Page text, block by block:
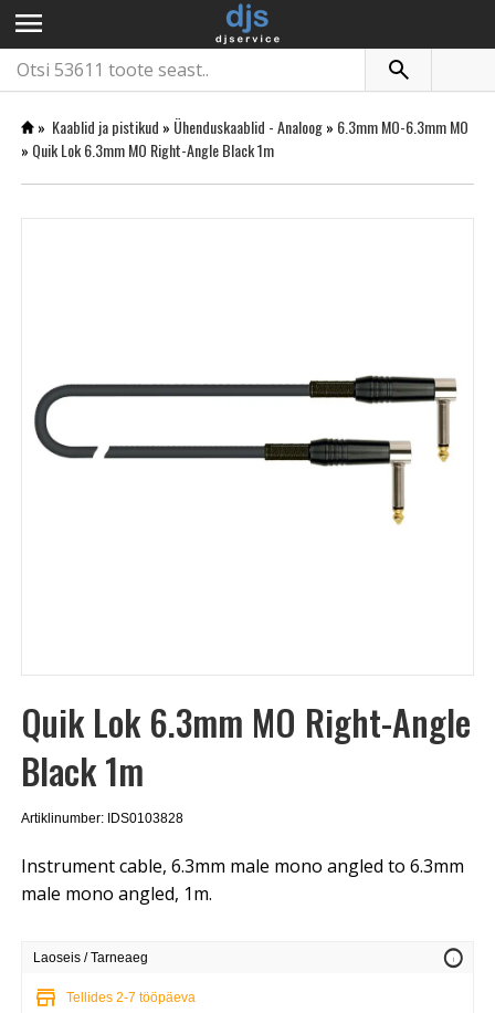
menu
» Kaablid ja pistikud » Ühenduskaablid - Analoog» 6.3mm MO-6.3mm MO
» Quik Lok 6.3mm MO Right-Angle Black 1m
Quik Lok 6.3mm MO Right-Angle
Black 1m
Artiklinumber: IDS0103828
Instrument cable, 6.3mm male mono angled to 6.3mm
male mono angled, 1m.
Laoseis / Tarneaeg info
store Tellides 2-7 tööpäeva